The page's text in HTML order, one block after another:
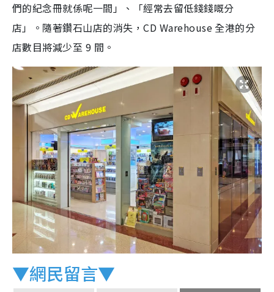
們的紀念冊就係呢一間」、「經常去留低錢錢嘅分
店」。隨著鑽石山店的消失，CD Warehouse 全港的分
店數目將減少至 9 間。
▼網民留言▼